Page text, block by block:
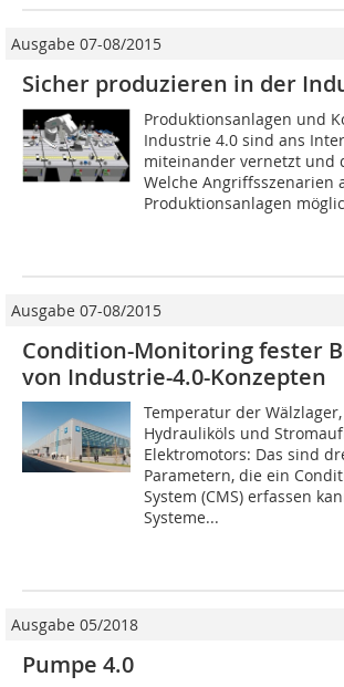
Ausgabe 07-08/2015
Sicher produzieren in der
Produktionsanlagen und
Industrie 4.0 sind ans
miteinander vernetzt und
Welche Angriffsszenarien
Produktionsanlagen
Ausgabe 07-08/2015
Condition-Monitoring fester
von ­Industrie-4.0-Konzepten
Temperatur der
Hydrauliköls und
Elektromotors: Das sind
Parametern, die ein
System (CMS) erfassen
Systeme...
Ausgabe 05/2018
Pumpe 4.0